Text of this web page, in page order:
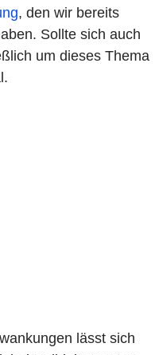
, den wir bereits
Sollte sich auch
um dieses Thema
lässt sich